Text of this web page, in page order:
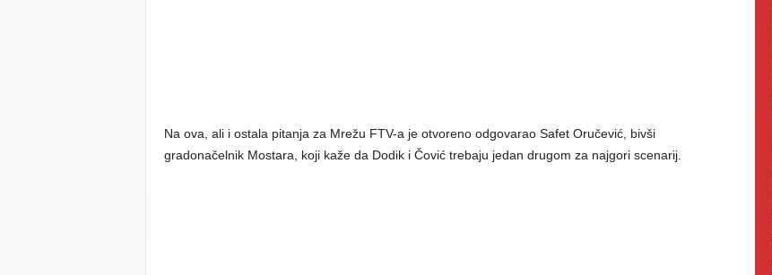
Na ova, ali i ostala pitanja za Mrežu FTV-a je otvoreno odgovarao Safet Oručević, bivši
gradonačelnik Mostara, koji kaže da Dodik i Čović trebaju jedan drugom za najgori scenarij.